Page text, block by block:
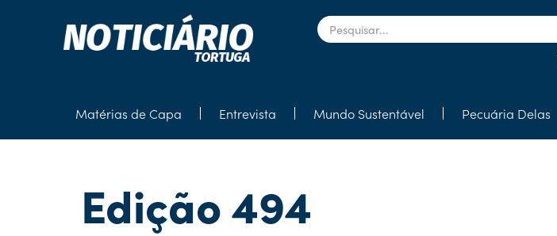
Matérias de Capa Entrevista Mundo Sustentável Pecuária Delas
Edição 494